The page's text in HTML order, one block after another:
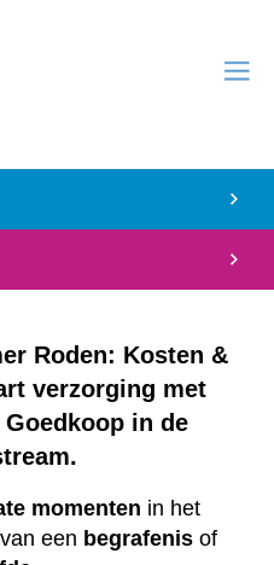
Roden: Kosten &
verzorging met
in de
momenten in het
een begrafenis of